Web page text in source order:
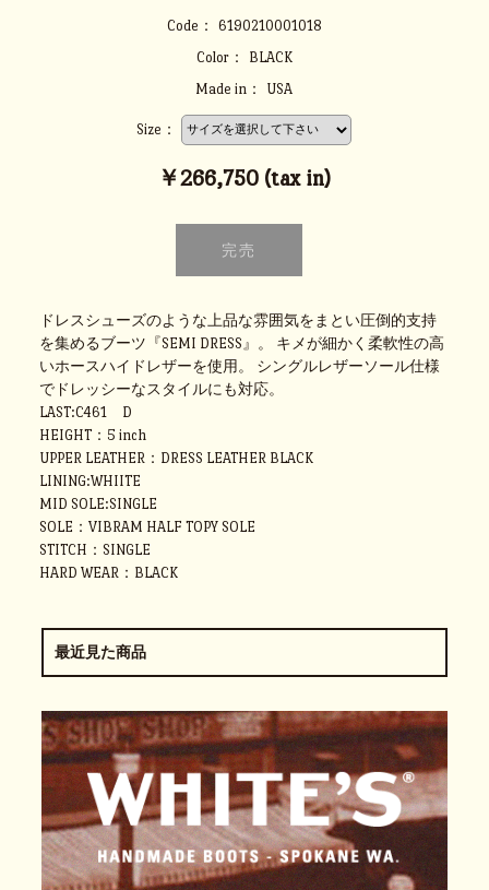
Code：
6190210001018
Color：
BLACK
Made in：
USA
Size：
￥266,750 (tax in)
ドレスシューズのような上品な雰囲気をまとい圧倒的支持
を集めるブーツ『SEMI DRESS』。 キメが細かく柔軟性の高
いホースハイドレザーを使用。 シングルレザーソール仕様
でドレッシーなスタイルにも対応。
LAST:C461 D
HEIGHT：5 inch
UPPER LEATHER：DRESS LEATHER BLACK
LINING:WHIITE
MID SOLE:SINGLE
SOLE：VIBRAM HALF TOPY SOLE
STITCH：SINGLE
HARD WEAR：BLACK
最近見た商品